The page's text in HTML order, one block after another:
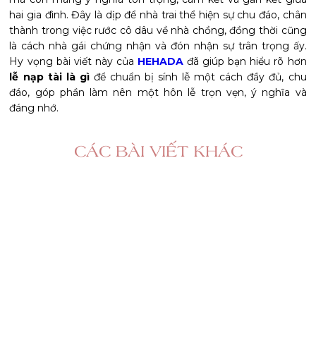
hai gia đình. Đây là dịp để nhà trai thể hiện sự chu đáo, chân
thành trong việc rước cô dâu về nhà chồng, đồng thời cũng
là cách nhà gái chứng nhận và đón nhận sự trân trọng ấy.
Hy vọng bài viết này của HEHADA đã giúp bạn hiểu rõ hơn
lễ nạp tài là gìđể chuẩn bị sính lễ một cách đầy đủ, chu
đáo, góp phần làm nên một hôn lễ trọn vẹn, ý nghĩa và
đáng nhớ.
CÁC BÀI VIẾT KHÁC